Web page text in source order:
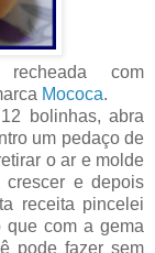
com
Mococa.
bolinhas, abra
um pedaço de
o ar e molde
crescer e depois
receita pincelei
que com a gema
pode fazer sem